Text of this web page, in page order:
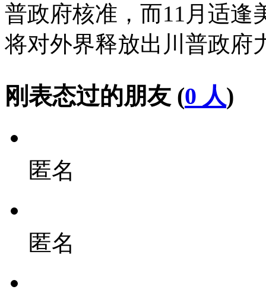
普政府核准，而11月适逢
将对外界释放出川普政府
刚表态过的朋友 (0 人)
匿名
匿名